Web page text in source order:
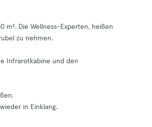
m². Die Wellness-Experten, heißen
zu nehmen.
Infrarotkabine und den
in Einklang.